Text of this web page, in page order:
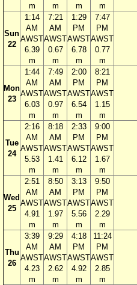
m
m
m
m
Sun
22
1:14
AM
AWST
6.39
m
7:21
AM
AWST
0.67
m
1:29
PM
AWST
6.78
m
7:47
PM
AWST
0.77
m
Mon
23
1:44
AM
AWST
6.03
m
7:49
AM
AWST
0.97
m
2:00
PM
AWST
6.54
m
8:21
PM
AWST
1.15
m
Tue
24
2:16
AM
AWST
5.53
m
8:18
AM
AWST
1.41
m
2:33
PM
AWST
6.12
m
9:00
PM
AWST
1.67
m
Wed
25
2:51
AM
AWST
4.91
m
8:50
AM
AWST
1.97
m
3:13
PM
AWST
5.56
m
9:50
PM
AWST
2.29
m
Thu
26
3:39
AM
AWST
4.23
m
9:29
AM
AWST
2.62
m
4:18
PM
AWST
4.92
m
11:24
PM
AWST
2.85
m